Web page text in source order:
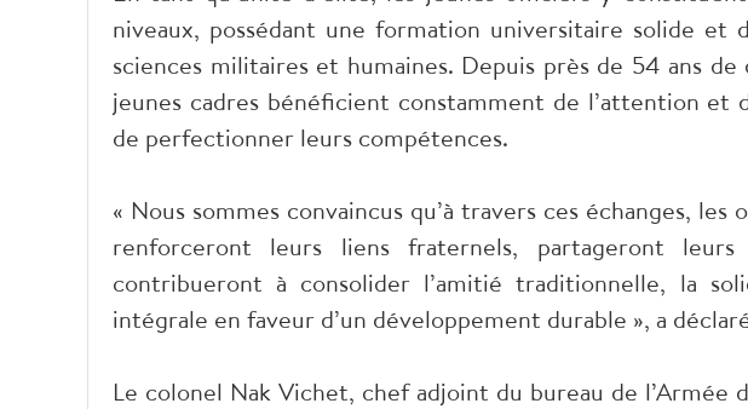
niveaux, possédant une formation universitaire solide et
sciences militaires et humaines. Depuis près de 54 ans
jeunes cadres bénéficient constamment de l’attention et
de perfectionner leurs compétences.
« Nous sommes convaincus qu’à travers ces échanges,
renforceront leurs liens fraternels, partageront leurs
contribueront à consolider l’amitié traditionnelle, la
intégrale en faveur d’un développement durable », a
Le colonel Nak Vichet, chef adjoint du bureau de l’Armée